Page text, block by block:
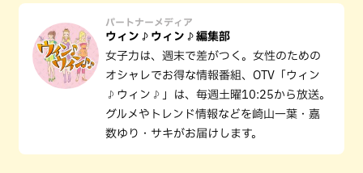
パートナーメディア
ウィン♪ウィン♪編集部
女子力は、週末で差がつく。女性のための
オシャレでお得な情報番組、OTV「ウィン
♪ウィン♪」は、毎週土曜10:25から放送。
グルメやトレンド情報などを崎山一葉・嘉
数ゆり・サキがお届けします。